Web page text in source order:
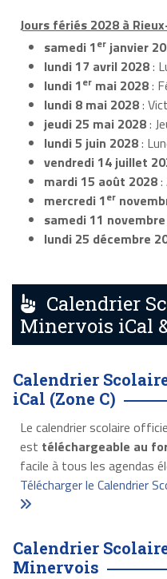
Jours fériés 2028 à
samedi 1er janvier
lundi 17 avril 2028:
lundi 1er mai 2028:
lundi 8 mai 2028:
jeudi 25 mai 2028:
lundi 5 juin 2028:
vendredi 14 juillet
mardi 15 août 2028:
mercredi 1er
samedi 11
lundi 25 décembre
Calendrier
Minervois iCal
Calendrier
iCal (Zone C)
Le calendrier scolaire
est téléchargeable au
facile à tous les agendas
Télécharger le Calendrier
Calendrier
Minervois